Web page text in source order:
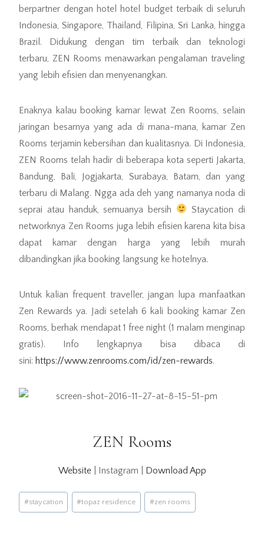
berpartner dengan hotel hotel budget terbaik di seluruh
Indonesia, Singapore, Thailand, Filipina, Sri Lanka, hingga
Brazil. Didukung dengan tim terbaik dan teknologi
terbaru, ZEN Rooms menawarkan pengalaman traveling
yang lebih efisien dan menyenangkan.
Enaknya kalau booking kamar lewat Zen Rooms, selain
jaringan besarnya yang ada di mana-mana, kamar Zen
Rooms terjamin kebersihan dan kualitasnya. Di Indonesia,
ZEN Rooms telah hadir di beberapa kota seperti Jakarta,
Bandung, Bali, Jogjakarta, Surabaya, Batam, dan yang
terbaru di Malang. Ngga ada deh yang namanya noda di
seprai atau handuk, semuanya bersih
Staycation di
networknya Zen Rooms juga lebih efisien karena kita bisa
dapat kamar dengan harga yang lebih murah
dibandingkan jika booking langsung ke hotelnya.
Untuk kalian frequent traveller, jangan lupa manfaatkan
Zen Rewards ya. Jadi setelah 6 kali booking kamar Zen
Rooms, berhak mendapat 1 free night (1 malam menginap
gratis). Info lengkapnya bisa dibaca di
sini: https://www.zenrooms.com/id/zen-rewards.
ZEN Rooms
Website| Instagram | Download App
Post
Tags:
#staycation #topaz residence #zen rooms